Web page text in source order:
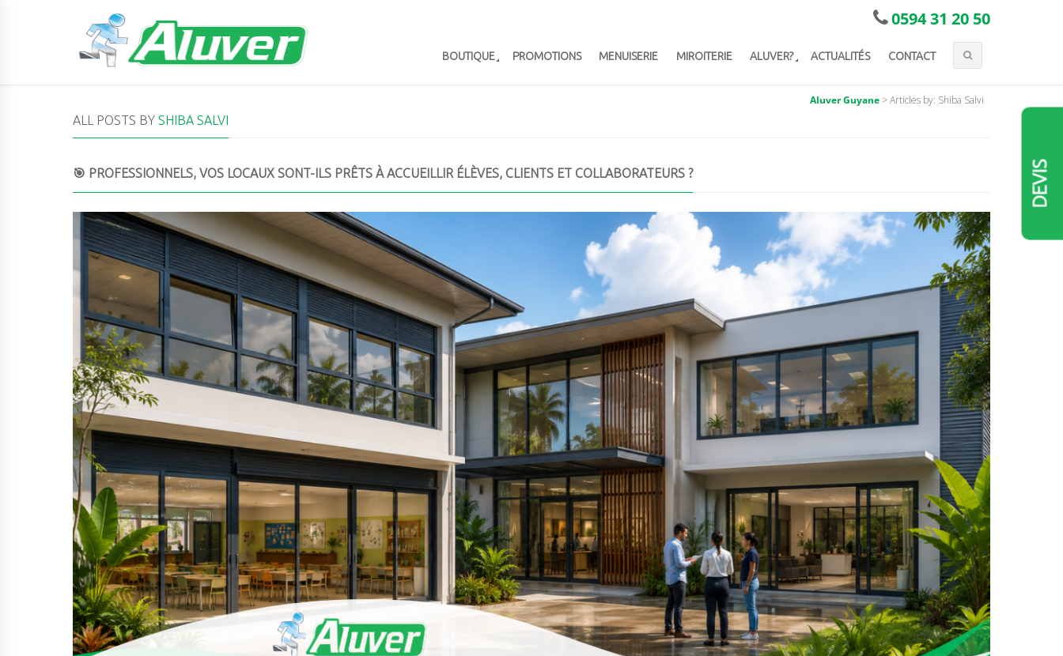
0594 31 20 50
BOUTIQUE PROMOTIONS MENUISERIE MIROITERIE ALUVER? ACTUALITÉS CONTACT
DEVIS
Aluver Guyane >Articles by: Shiba Salvi
ALL POSTS BY SHIBA SALVI
🎯 PROFESSIONNELS, VOS LOCAUX SONT-ILS PRÊTS À ACCUEILLIR ÉLÈVES, CLIENTS ET COLLABORATEURS ?